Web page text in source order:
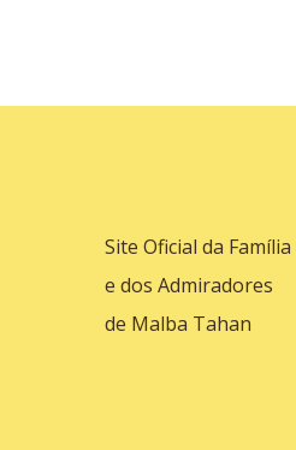
Site Oficial da Família
e dos Admiradores
de Malba Tahan